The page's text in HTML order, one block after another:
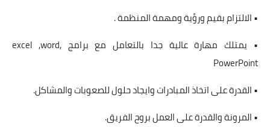
• الالتزام بقيم ورؤية ومهمة المنظمة .
• يمتلك مهارة عالية جدا بالتعامل مع برامج excel ,word,
PowerPoint
• القدرة على اتخاذ المبادرات وايجاد حلول للصعوبات والمشاكل.
• المرونة والقدرة على العمل بروح الفريق.